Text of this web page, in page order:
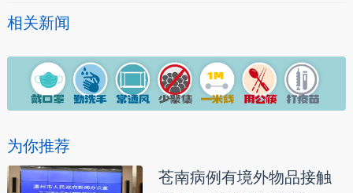
相关新闻
为你推荐
苍南病例有境外物品接触